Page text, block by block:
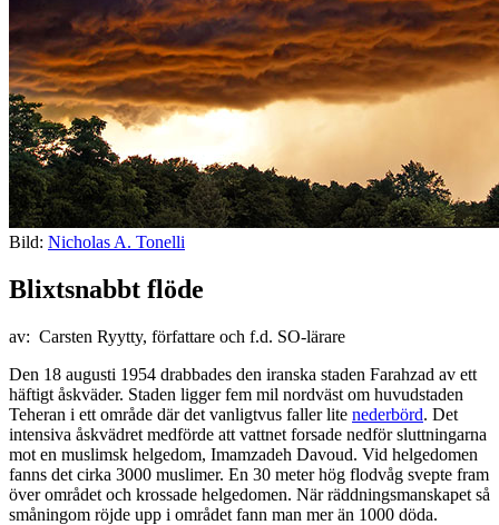
Bild: Nicholas A. Tonelli
Blixtsnabbt flöde
av: Carsten Ryytty, författare och f.d. SO-lärare
Den 18 augusti 1954 drabbades den iranska staden Farahzad av ett
häftigt åskväder. Staden ligger fem mil nordväst om huvudstaden
Teheran i ett område där det vanligtvus faller lite nederbörd. Det
intensiva åskvädret medförde att vattnet forsade nedför sluttningarna
mot en muslimsk helgedom, Imamzadeh Davoud. Vid helgedomen
fanns det cirka 3000 muslimer. En 30 meter hög flodvåg svepte fram
över området och krossade helgedomen. När räddningsmanskapet så
småningom röjde upp i området fann man mer än 1000 döda.